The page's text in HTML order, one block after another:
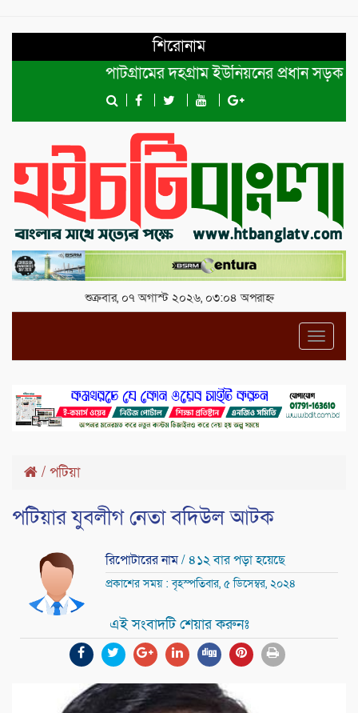
শিরোনাম
পাটগ্রামের দহগ্রাম ইউনিয়নের প্রধান সড়ক ভেঙ্গে
শুক্রবার, ০৭ অগাস্ট ২০২৬, ০৩:০৪ অপরাহ্ন
/ পটিয়া
পটিয়ার যুবলীগ নেতা বদিউল আটক
রিপোটারের নাম/ ৪১২ বার পড়া হয়েছে
প্রকাশের সময় : বৃহস্পতিবার, ৫ ডিসেম্বর, ২০২৪
এই সংবাদটি শেয়ার করুনঃ